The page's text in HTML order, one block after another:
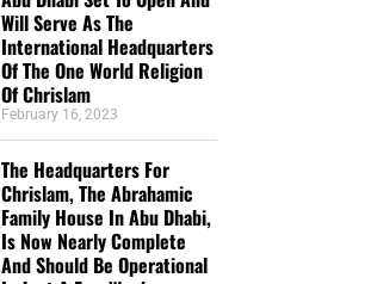
Will Serve As The
International Headquarters
Of The One World Religion
Of Chrislam
February 16, 2023
The Headquarters For
Chrislam, The Abrahamic
Family House In Abu Dhabi,
Is Now Nearly Complete
And Should Be Operational